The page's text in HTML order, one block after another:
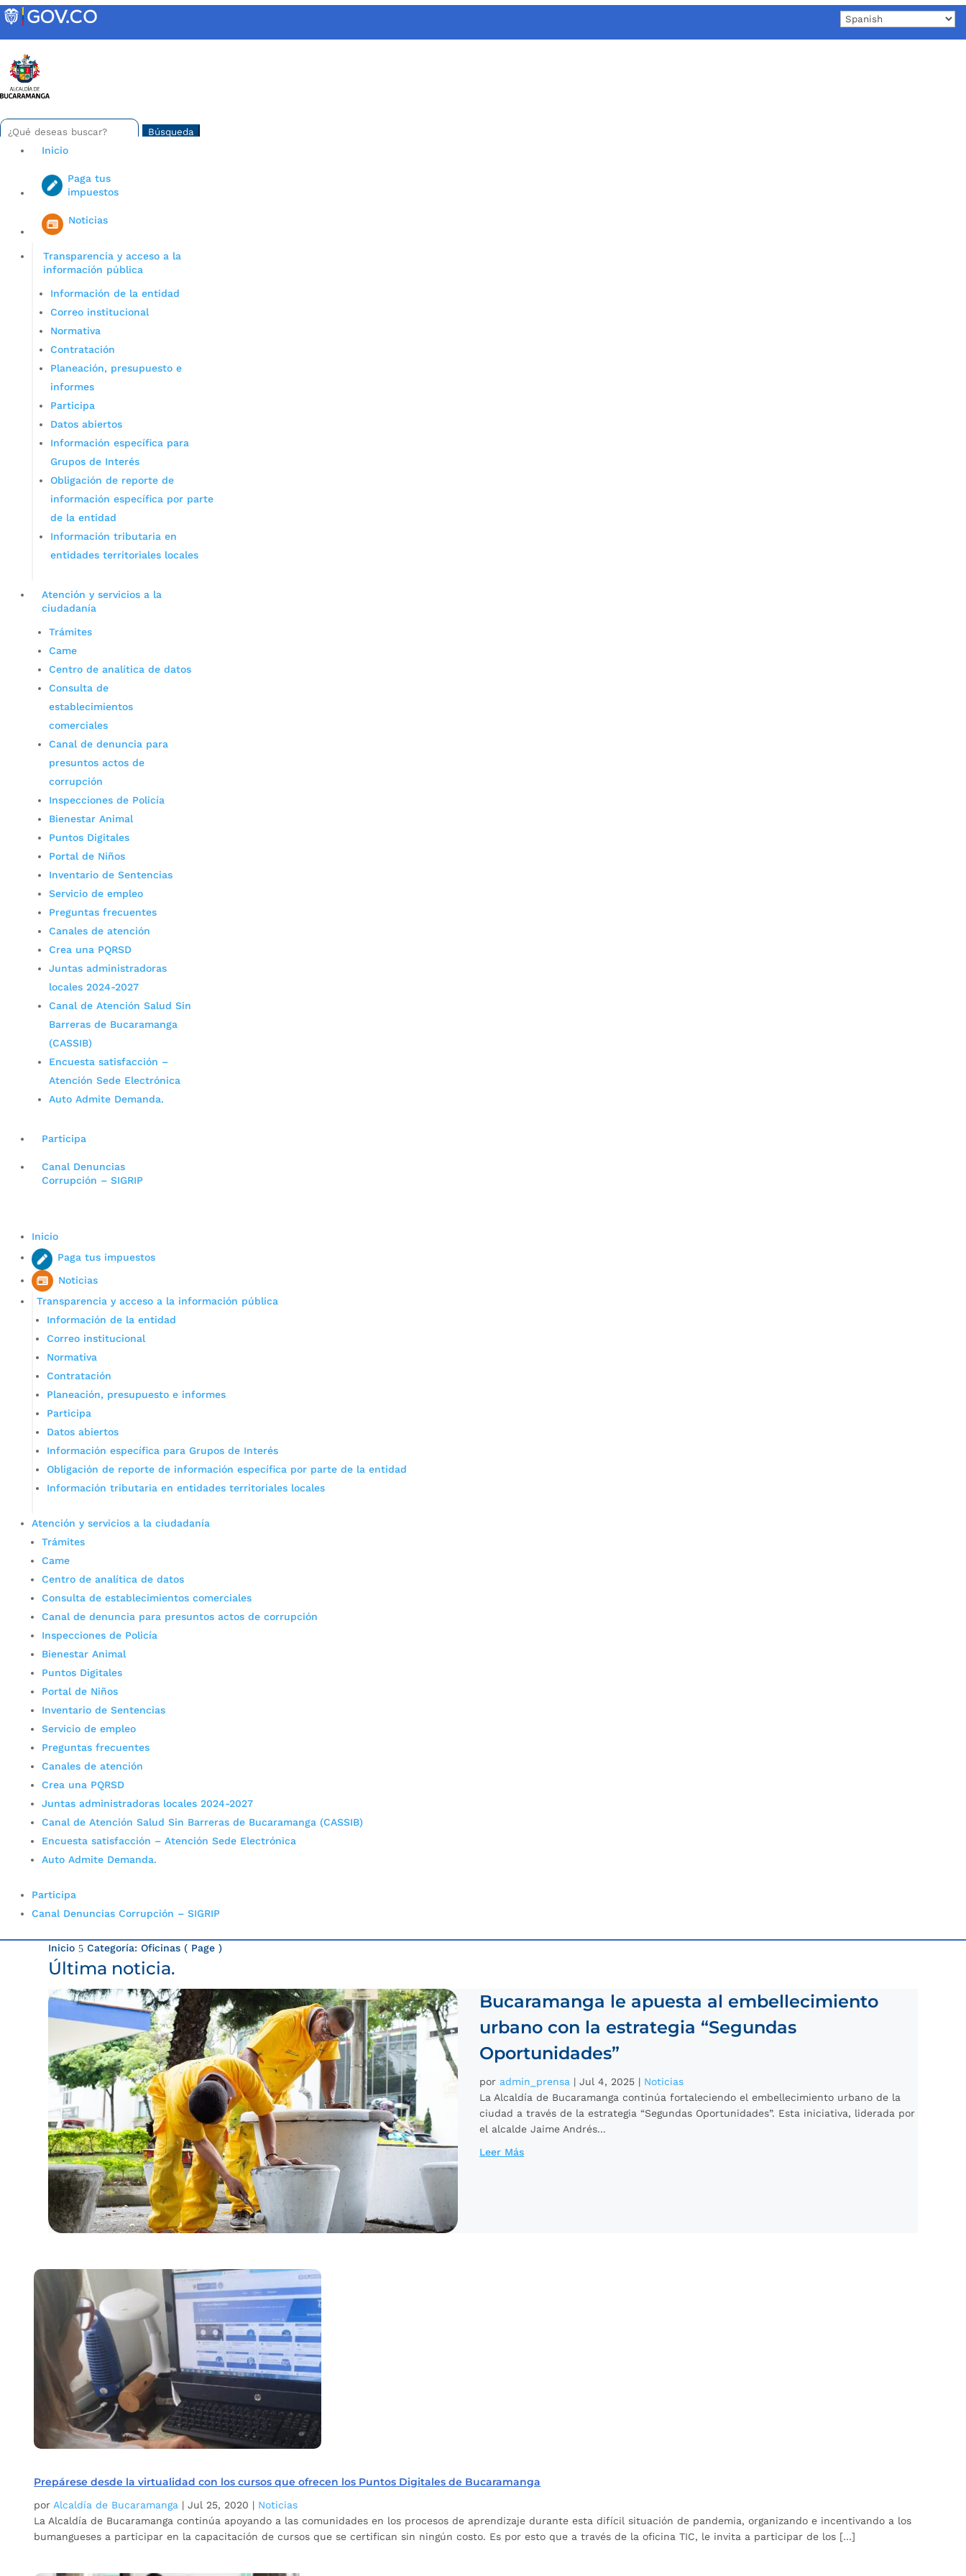
Skip
to
Buscar:
Search
for...
Iniciar sesión en gov co
Inicio
Paga tus
impuestos
Noticias
Transparencia y acceso a la
información pública
Información de la entidad
Correo institucional
Normativa
Contratación
Planeación, presupuesto e
informes
Participa
Datos abiertos
Información específica para
Grupos de Interés
Obligación de reporte de
información específica por parte
de la entidad
Información tributaria en
entidades territoriales locales
Atención y servicios a la
ciudadanía
Trámites
Came
Centro de analítica de datos
Consulta de
establecimientos
comerciales
Canal de denuncia para
presuntos actos de
corrupción
Inspecciones de Policía
Bienestar Animal
Puntos Digitales
Portal de Niños
Inventario de Sentencias
Servicio de empleo
Preguntas frecuentes
Canales de atención
Crea una PQRSD
Juntas administradoras
locales 2024-2027
Canal de Atención Salud Sin
Barreras de Bucaramanga
(CASSIB)
Encuesta satisfacción –
Atención Sede Electrónica
Auto Admite Demanda.
Participa
Canal Denuncias
Corrupción – SIGRIP
Inicio
Paga tus impuestos
Noticias
Transparencia y acceso a la información pública
Información de la entidad
Correo institucional
Normativa
Contratación
Planeación, presupuesto e informes
Participa
Datos abiertos
Información específica para Grupos de Interés
Obligación de reporte de información específica por parte de la entidad
Información tributaria en entidades territoriales locales
Atención y servicios a la ciudadanía
Trámites
Came
Centro de analítica de datos
Consulta de establecimientos comerciales
Canal de denuncia para presuntos actos de corrupción
Inspecciones de Policía
Bienestar Animal
Puntos Digitales
Portal de Niños
Inventario de Sentencias
Servicio de empleo
Preguntas frecuentes
Canales de atención
Crea una PQRSD
Juntas administradoras locales 2024-2027
Canal de Atención Salud Sin Barreras de Bucaramanga (CASSIB)
Encuesta satisfacción – Atención Sede Electrónica
Auto Admite Demanda.
Participa
Canal Denuncias Corrupción – SIGRIP
Inicio 5 Categoría: Oficinas ( Page )
Última noticia.
Bucaramanga le apuesta al embellecimiento
urbano con la estrategia “Segundas
Oportunidades”
por admin_prensa |Jul 4, 2025 | Noticias
La Alcaldía de Bucaramanga continúa fortaleciendo el embellecimiento urbano de la
ciudad a través de la estrategia “Segundas Oportunidades”. Esta iniciativa, liderada por
el alcalde Jaime Andrés...
Leer Más
Prepárese desde la virtualidad con los cursos que ofrecen los Puntos Digitales de Bucaramanga
por Alcaldía de Bucaramanga |Jul 25, 2020 | Noticias
La Alcaldía de Bucaramanga continúa apoyando a las comunidades en los procesos de aprendizaje durante esta difícil situación de pandemia, organizando e incentivando a los
bumangueses a participar en la capacitación de cursos que se certifican sin ningún costo. Es por esto que a través de la oficina TIC, le invita a participar de los […]